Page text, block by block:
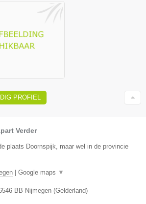
PROFIEL
Verder
plaats Doornspijk, maar wel in de provincie
| Google maps ▼
BB Nijmegen (Gelderland)